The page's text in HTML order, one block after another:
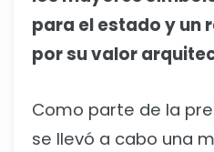
para el estado y un
por su valor
Como parte de la
se llevó a cabo una